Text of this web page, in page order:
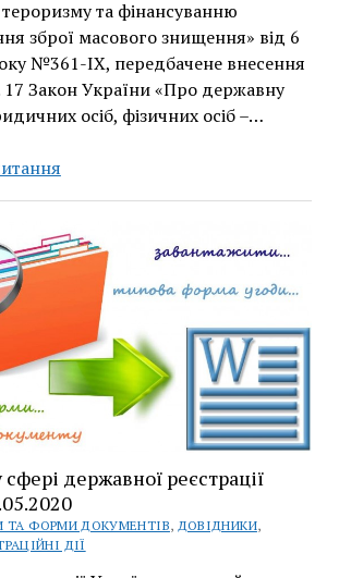
та фінансуванню
зброї масового знищення» від 6
№361-IX, передбачене внесення
17 Закон України «Про державну
осіб, фізичних осіб –…
Роз’яснення
подання
нотаріально
посвідченої
копії
паспорта
БКВ
державної реєстрації
ТА ФОРМИ ДОКУМЕНТІВ, ДОВІДНИКИ,
ДІЇ